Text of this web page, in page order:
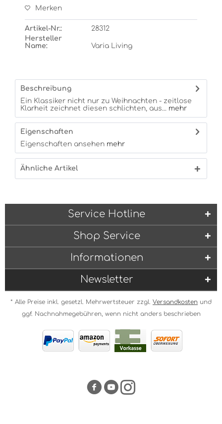
Merken
Artikel-Nr.:
28312
Hersteller
Name:
Varia Living
Beschreibung
Ein Klassiker nicht nur zu Weihnachten - zeitlose
Klarheit zeichnet diesen schlichten, aus... mehr
Eigenschaften
Eigenschaften ansehen mehr
Ähnliche Artikel
Service Hotline
Shop Service
Informationen
Newsletter
* Alle Preise inkl. gesetzl. Mehrwertsteuer zzgl. Versandkosten und
ggf. Nachnahmegebühren, wenn nicht anders beschrieben